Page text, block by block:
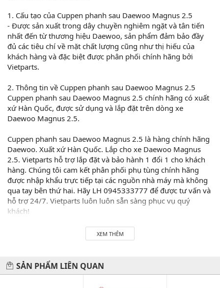
1. Cấu tạo của Cuppen phanh sau Daewoo Magnus 2.5
- Được sản xuất trong dây chuyền nghiêm ngặt và tân tiến
nhất đến từ thương hiệu Daewoo, sản phẩm đảm bảo đầy
đủ các tiêu chí về mặt chất lượng cũng như thị hiếu của
khách hàng và đặc biệt được phân phối chính hãng bởi
Vietparts.
2. Thông tin về Cuppen phanh sau Daewoo Magnus 2.5
Cuppen phanh sau Daewoo Magnus 2.5 chính hãng có xuất
xứ Hàn Quốc, được sử dụng và lắp đặt trên dòng xe
Daewoo Magnus 2.5.
Cuppen phanh sau Daewoo Magnus 2.5 là hàng chính hãng
Daewoo. Xuất xứ Hàn Quốc. Lắp cho xe Daewoo Magnus
2.5. Vietparts hỗ trợ lắp đặt và bảo hành 1 đổi 1 cho khách
hàng. Chúng tôi cam kết phân phối phụ tùng chính hãng
được nhập khẩu trực tiếp tại các nguồn nhà máy mà không
qua tay bên thứ hai. Hãy LH 0945333777 để được tư vấn và
hỗ trợ 24/7. Vietparts luôn luôn sẵn sàng phục vụ quý
khách!
Hãy đến với chúng tôi để xế yêu của bạn được chăm sóc chu
#vietparts #ascgroup #phutungotodungxuatxurochatluong
#phugiaoto #phutungoto
XEM THÊM
SẢN PHẨM LIÊN QUAN